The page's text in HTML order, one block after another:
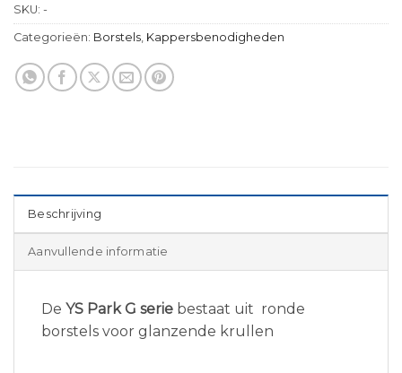
SKU: -
Categorieën: Borstels Kappersbenodigheden
Beschrijving
Aanvullende informatie
De YS Park G serie bestaat uit ronde
borstels voor glanzende krullen